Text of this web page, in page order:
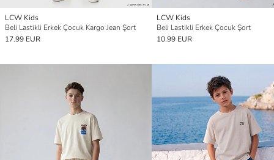
LCW Kids
Beli Lastikli Erkek Çocuk Kargo Jean Şort
17.99 EUR
LCW Kids
Beli Lastikli Erkek Çocuk Şort
10.99 EUR